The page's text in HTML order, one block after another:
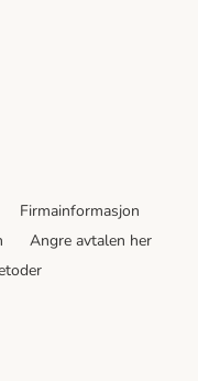
Firmainformasjon
Angre avtalen her